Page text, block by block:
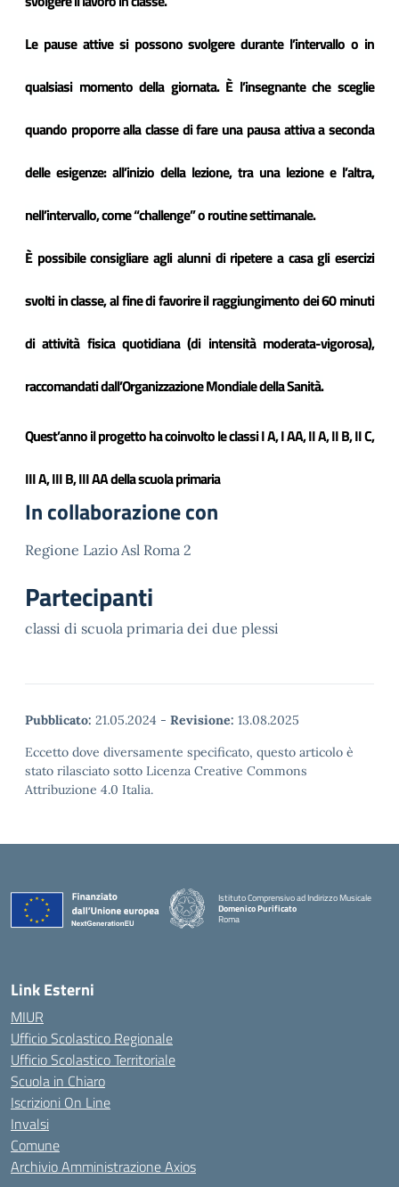
Le pause attive si possono svolgere durante l’intervallo o in
qualsiasi momento della giornata. È l’insegnante che sceglie
quando proporre alla classe di fare una pausa attiva a seconda
delle esigenze: all’inizio della lezione, tra una lezione e l’altra,
nell’intervallo, come “challenge” o routine settimanale.
È possibile consigliare agli alunni di ripetere a casa gli esercizi
svolti in classe, al fine di favorire il raggiungimento dei 60 minuti
di attività fisica quotidiana (di intensità moderata-vigorosa),
raccomandati dall’Organizzazione Mondiale della Sanità.
Quest’anno il progetto ha coinvolto le classi I A, I AA, II A, II B, II C,
III A, III B, III AA della scuola primaria
In collaborazione con
Regione Lazio Asl Roma 2
Partecipanti
classi di scuola primaria dei due plessi
Pubblicato: 21.05.2024 - Revisione: 13.08.2025
Eccetto dove diversamente specificato, questo articolo è
stato rilasciato sotto Licenza Creative Commons
Attribuzione 4.0 Italia.
Istituto Comprensivo ad Indirizzo Musicale
Domenico Purificato
Roma
Link Esterni
MIUR
Ufficio Scolastico Regionale
Ufficio Scolastico Territoriale
Scuola in Chiaro
Iscrizioni On Line
Invalsi
Comune
Archivio Amministrazione Axios